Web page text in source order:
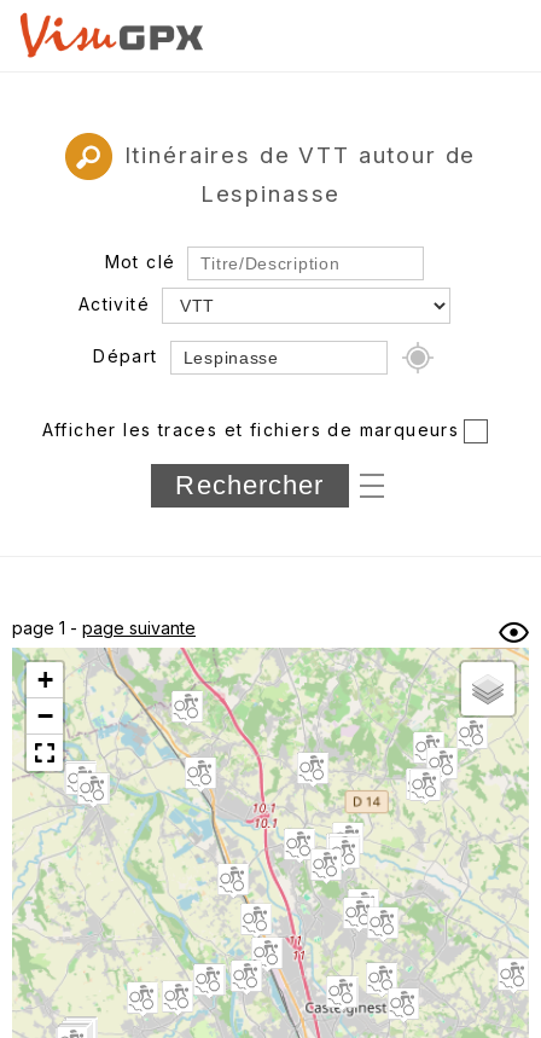
Itinéraires de VTT autour de
Lespinasse
Mot clé
Activité
Départ
Département
Longueur min/max
sous-dossiers
Trier par
Horodatage Photos
Afficher les traces et fichiers de marqueurs
page 1 - page suivante
+
−